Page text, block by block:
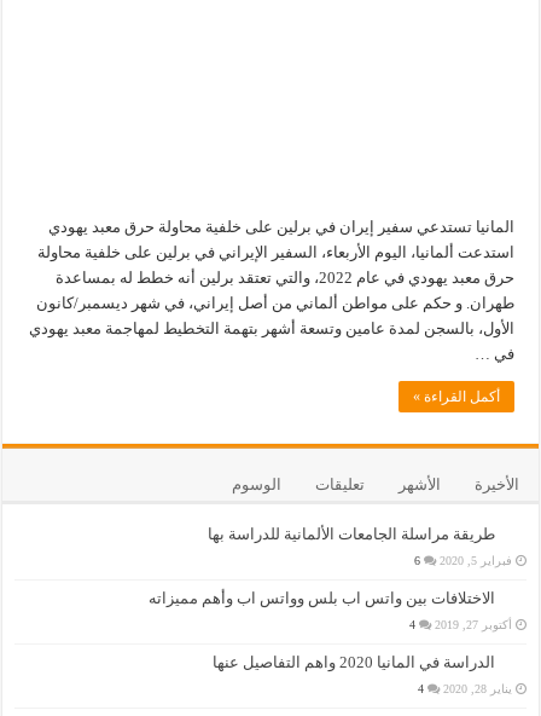
المانيا تستدعي سفير إيران في برلين على خلفية محاولة حرق معبد يهودي
استدعت ألمانيا، اليوم الأربعاء، السفير الإيراني في برلين على خلفية محاولة
حرق معبد يهودي في عام 2022، والتي تعتقد برلين أنه خطط له بمساعدة
طهران. و حكم على مواطن ألماني من أصل إيراني، في شهر ديسمبر/كانون
الأول، بالسجن لمدة عامين وتسعة أشهر بتهمة التخطيط لمهاجمة معبد يهودي
في …
أكمل القراءة »
الأخيرة الأشهر تعليقات الوسوم
طريقة مراسلة الجامعات الألمانية للدراسة بها
فبراير 5, 2020 6
الاختلافات بين واتس اب بلس وواتس اب وأهم مميزاته
أكتوبر 27, 2019 4
الدراسة في المانيا 2020 واهم التفاصيل عنها
يناير 28, 2020 4